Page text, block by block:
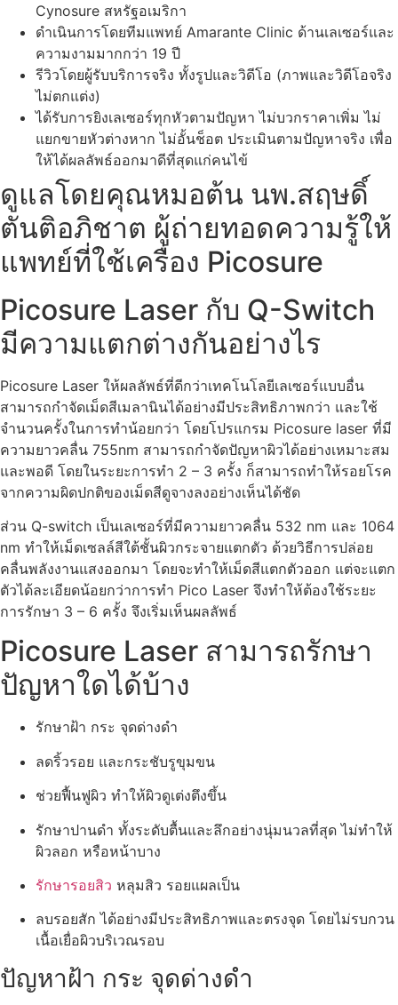
Cynosure สหรัฐอเมริกา
ดำเนินการโดยทีมแพทย์ Amarante Clinic ด้านเลเซอร์และ
ความงามมากกว่า 19 ปี
รีวิวโดยผู้รับบริการจริง ทั้งรูปและวิดีโอ (ภาพและวิดีโอจริง
ไม่ตกแต่ง)
ได้รับการยิงเลเซอร์ทุกหัวตามปัญหา ไม่บวกราคาเพิ่ม ไม่
แยกขายหัวต่างหาก ไม่อั้นช็อต ประเมินตามปัญหาจริง เพื่อ
ให้ได้ผลลัพธ์ออกมาดีที่สุดแก่คนไข้
ดูแลโดยคุณหมอต้น นพ.สฤษดิ์
ตันติอภิชาต ผู้ถ่ายทอดความรู้ให้
แพทย์ที่ใช้เครื่อง Picosure
Picosure Laser กับ Q-Switch
มีความแตกต่างกันอย่างไร
Picosure Laser ให้ผลลัพธ์ที่ดีกว่าเทคโนโลยีเลเซอร์แบบอื่น
สามารถกำจัดเม็ดสีเมลานินได้อย่างมีประสิทธิภาพกว่า และใช้
จำนวนครั้งในการทำน้อยกว่า โดยโปรแกรม Picosure laser ที่มี
ความยาวคลื่น 755nm สามารถกำจัดปัญหาผิวได้อย่างเหมาะสม
และพอดี โดยในระยะการทำ 2 – 3 ครั้ง ก็สามารถทำให้รอยโรค
จากความผิดปกติของเม็ดสีดูจางลงอย่างเห็นได้ชัด
ส่วน Q-switch เป็นเลเซอร์ที่มีความยาวคลื่น 532 nm และ 1064
nm ทำให้เม็ดเซลล์สีใต้ชั้นผิวกระจายแตกตัว ด้วยวิธีการปล่อย
คลื่นพลังงานแสงออกมา โดยจะทำให้เม็ดสีแตกตัวออก แต่จะแตก
ตัวได้ละเอียดน้อยกว่าการทำ Pico Laser จึงทำให้ต้องใช้ระยะ
การรักษา 3 – 6 ครั้ง จึงเริ่มเห็นผลลัพธ์
Picosure Laser สามารถรักษา
ปัญหาใดได้บ้าง
รักษาฝ้า กระ จุดด่างดำ
ลดริ้วรอย และกระชับรูขุมขน
ช่วยฟื้นฟูผิว ทำให้ผิวดูเต่งตึงขึ้น
รักษาปานดำ ทั้งระดับตื้นและลึกอย่างนุ่มนวลที่สุด ไม่ทำให้
ผิวลอก หรือหน้าบาง
รักษารอยสิว หลุมสิว รอยแผลเป็น
ลบรอยสัก ได้อย่างมีประสิทธิภาพและตรงจุด โดยไม่รบกวน
เนื้อเยื่อผิวบริเวณรอบ
ปัญหาฝ้า กระ จุดด่างดำ